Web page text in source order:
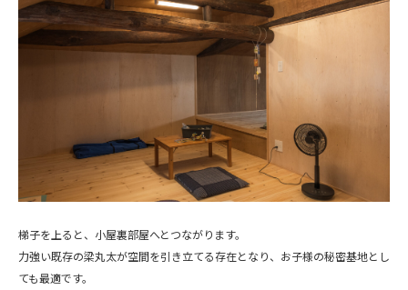
梯子を上ると、小屋裏部屋へとつながります。
力強い既存の梁丸太が空間を引き立てる存在となり、お子様の秘密基地とし
ても最適です。